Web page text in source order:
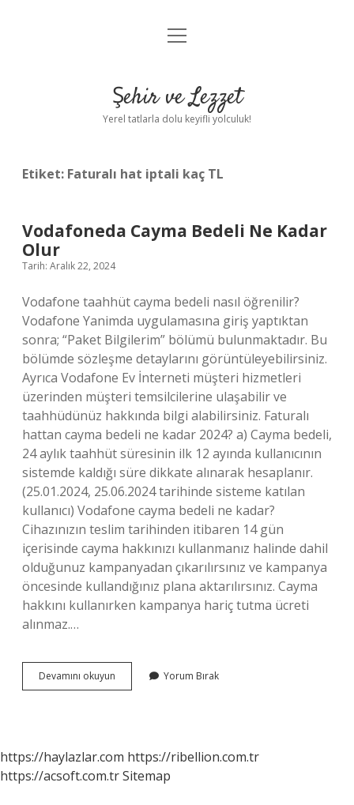
Anasayfa
Yasal Uyarı
menüyü
Şehir ve Lezzet
Yerel tatlarla dolu keyifli yolculuk!
Etiket: Faturalı hat iptali kaç TL
Vodafoneda Cayma Bedeli Ne Kadar
Olur
Tarih: Aralık 22, 2024
Vodafone taahhüt cayma bedeli nasıl öğrenilir?
Vodafone Yanimda uygulamasına giriş yaptıktan
sonra; “Paket Bilgilerim” bölümü bulunmaktadır. Bu
bölümde sözleşme detaylarını görüntüleyebilirsiniz.
Ayrıca Vodafone Ev İnterneti müşteri hizmetleri
üzerinden müşteri temsilcilerine ulaşabilir ve
taahhüdünüz hakkında bilgi alabilirsiniz. Faturalı
hattan cayma bedeli ne kadar 2024? a) Cayma bedeli,
24 aylık taahhüt süresinin ilk 12 ayında kullanıcının
sistemde kaldığı süre dikkate alınarak hesaplanır.
(25.01.2024, 25.06.2024 tarihinde sisteme katılan
kullanıcı) Vodafone cayma bedeli ne kadar?
Cihazınızın teslim tarihinden itibaren 14 gün
içerisinde cayma hakkınızı kullanmanız halinde dahil
olduğunuz kampanyadan çıkarılırsınız ve kampanya
öncesinde kullandığınız plana aktarılırsınız. Cayma
hakkını kullanırken kampanya hariç tutma ücreti
alınmaz.…
Devamını okuyun Vodafoneda
Cayma
Yorum Bırak
https://haylazlar.com https://ribellion.com.tr
https://acsoft.com.trSitemap